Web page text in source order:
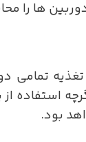
تغذیه
باشید که گرچه
بود.